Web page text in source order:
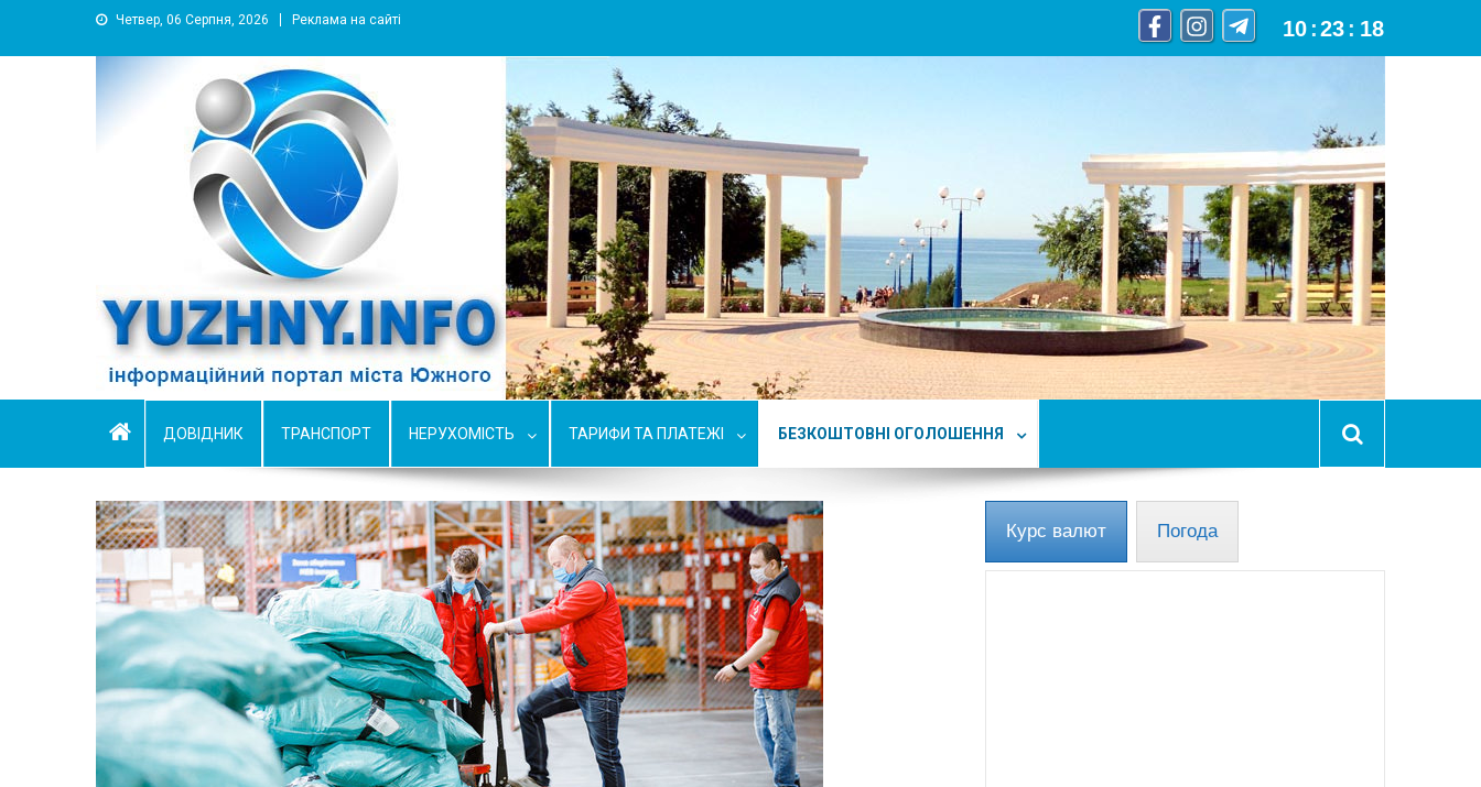
Четвер, 06 Серпня, 2026 Реклама на сайті 10 :23 : 19
YUZHNY.INFO
информационный портал города Южный
ДОВІДНИК ТРАНСПОРТ НЕРУХОМІСТЬ ТАРИФИ ТА ПЛАТЕЖІ БЕЗКОШТОВНІ ОГОЛОШЕННЯ
Курс валют Погода